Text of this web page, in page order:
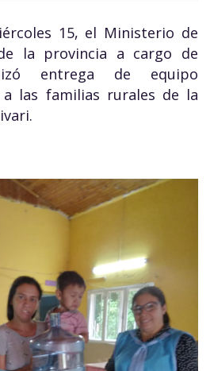
15, el Ministerio de
la provincia a cargo de
entrega de equipo
las familias rurales de la